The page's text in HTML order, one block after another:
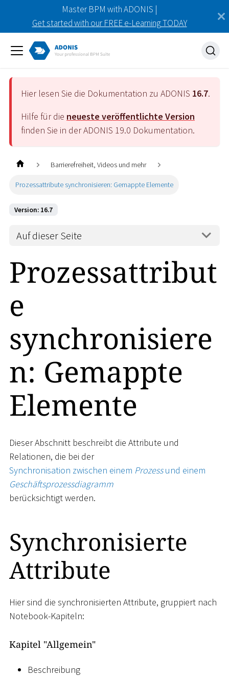
Master BPM with ADONIS |
Get started with our FREE e-Learning TODAY
Hier lesen Sie die Dokumentation zu ADONIS 16.7.
Hilfe für die neueste veröffentlichte Version
finden Sie in der ADONIS 19.0 Dokumentation.
Barrierefreiheit, Videos und mehr
Prozessattribute synchronisieren: Gemappte Elemente
Version: 16.7
Auf dieser Seite
Prozessattribut
e
synchronisiere
n: Gemappte
Elemente
Dieser Abschnitt beschreibt die Attribute und
Relationen, die bei der
Synchronisation zwischen einem Prozessund einem
Geschäftsprozessdiagramm
berücksichtigt werden.
Synchronisierte
Attribute
Hier sind die synchronisierten Attribute, gruppiert nach
Notebook-Kapiteln:
Kapitel "Allgemein"
Beschreibung